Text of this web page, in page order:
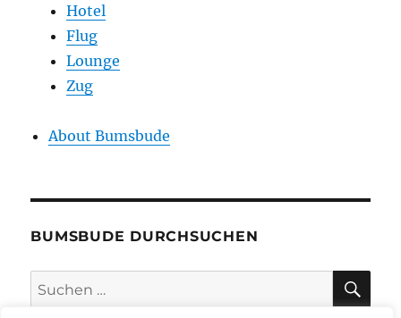
Hotel
Flug
Lounge
Zug
About Bumsbude
BUMSBUDE DURCHSUCHEN
Suche
nach: